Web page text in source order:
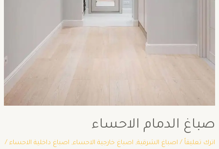
صباغ الدمام الاحساء
اترك تعليقاً / اصباغ الشرقية, اصباغ خارجية الاحساء, اصباغ داخلية الاحساء/